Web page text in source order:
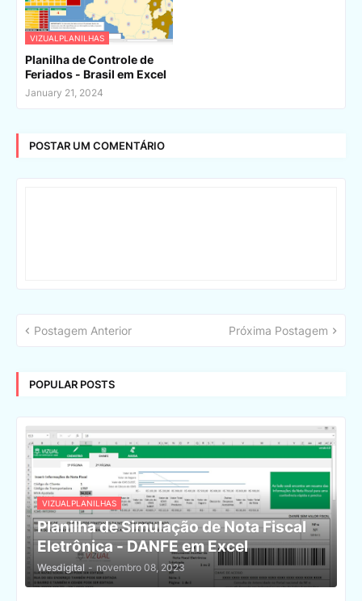
VIZUALPLANILHAS
Planilha de Controle de
Feriados - Brasil em Excel
January 21, 2024
POSTAR UM COMENTÁRIO
Postagem Anterior Próxima Postagem
POPULAR POSTS
VIZUALPLANILHAS
Planilha de Simulação de Nota Fiscal
Eletrônica - DANFE em Excel
Wesdigital - novembro 08, 2023